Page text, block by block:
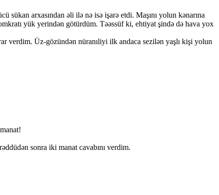
sükan arxasından əli ilə nə isə işarə etdi. Maşını yolun kənarına
yük yerindən götürdüm. Təəssüf ki, ehtiyat şində də hava yox
verdim. Üz-gözündən nüranıliyi ilk andaca sezilən yaşlı kişi yolun
sonra iki manat cavabını verdim.